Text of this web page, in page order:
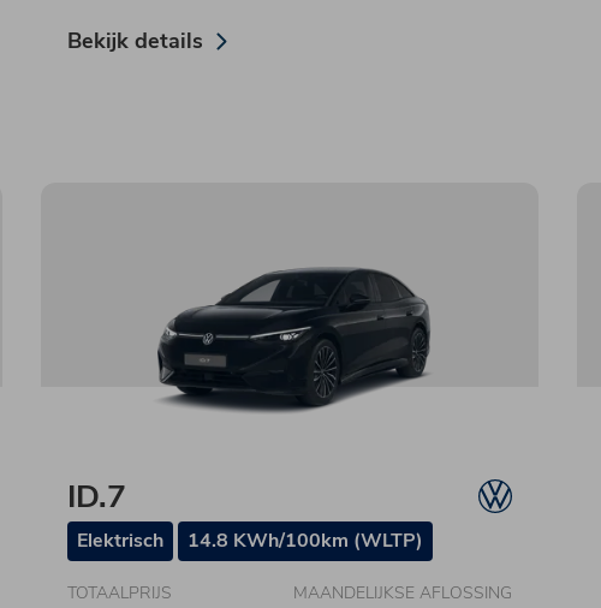
Bekijk details
ID.7
Elektrisch 14.8 KWh/100km (WLTP)
TOTAALPRIJS MAANDELIJKSE AFLOSSING